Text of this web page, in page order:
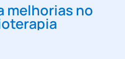
melhorias no